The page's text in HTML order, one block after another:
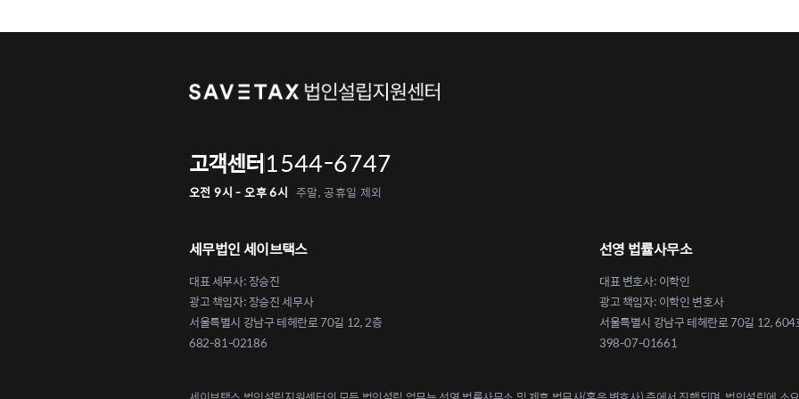
고객센터1544-6747
오전 9시 - 오후 6시 주말, 공휴일 제외
세무법인 세이브택스
대표 세무사: 장승진
광고 책임자: 장승진 세무사
서울특별시 강남구 테헤란로 70길 12, 2층
682-81-02186
선영 법률사무소
대표 변호사: 이학인
광고 책임자: 이학인 변호사
서울특별시 강남구 테헤란로 70길 12, 604
398-07-01661